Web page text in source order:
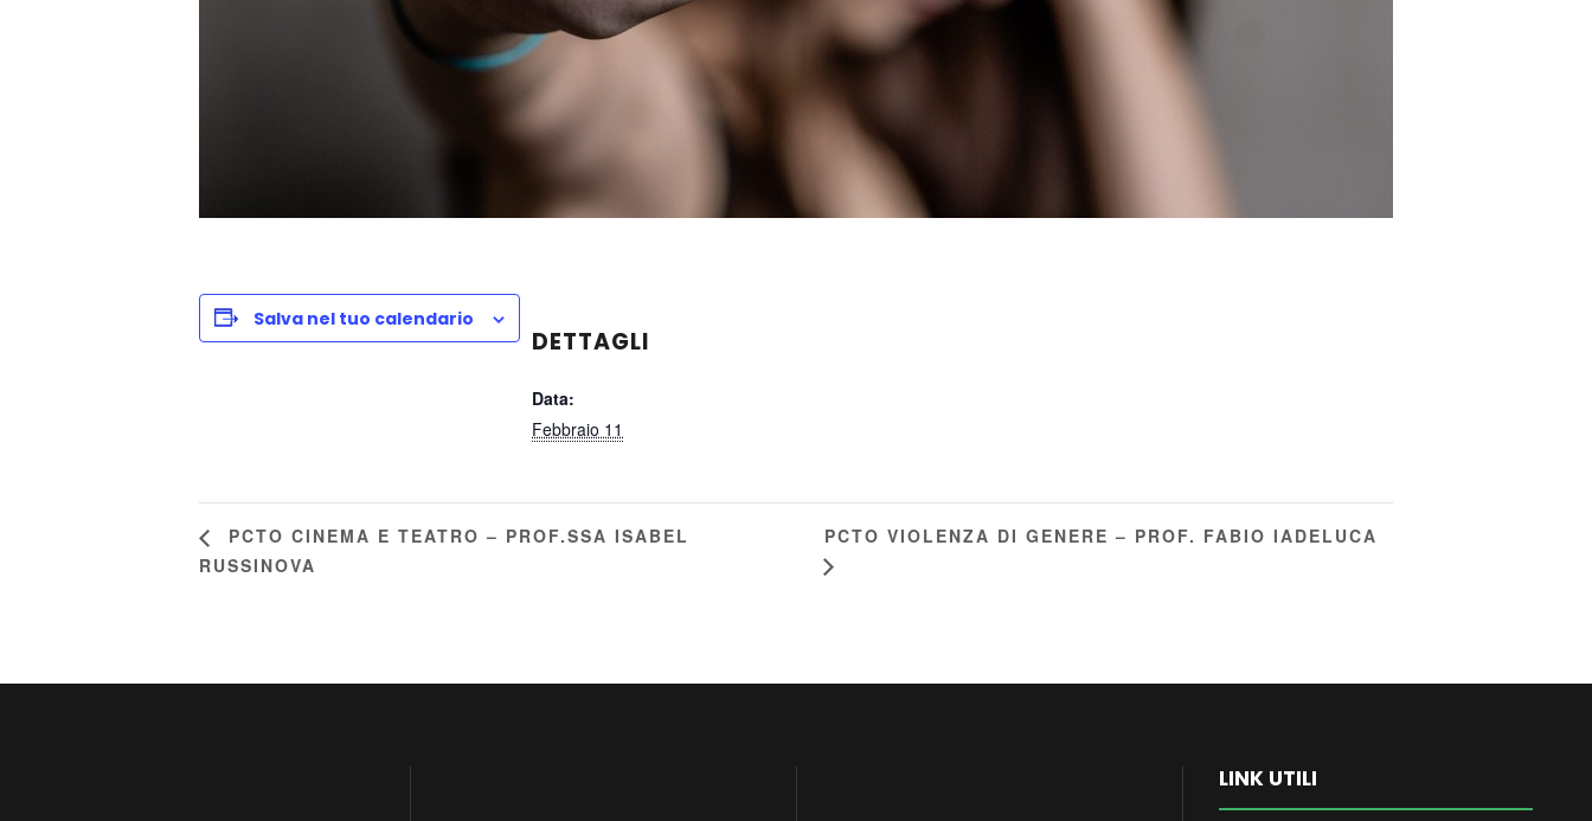
Salva nel tuo calendario
DETTAGLI
Data:
Febbraio 11
PCTO CINEMA E TEATRO – PROF.SSA ISABEL
RUSSINOVA
PCTO VIOLENZA DI GENERE – PROF. FABIO IADELUCA
LINK UTILI